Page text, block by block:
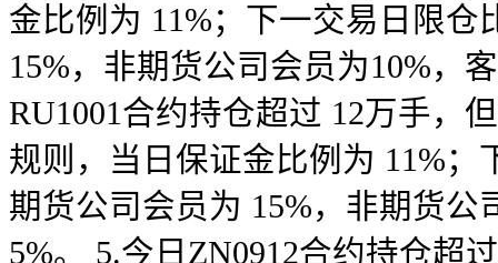
金比例为 11%；下一交易日限仓
15%，非期货公司会员为10%，
RU1001合约持仓超过 12万手，
规则，当日保证金比例为 11%；
期货公司会员为 15%，非期货公
5%。 5.今日ZN0912合约持仓超